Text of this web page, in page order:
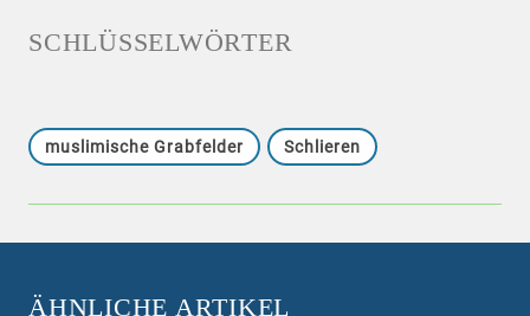
SCHLÜSSELWÖRTER
muslimische Grabfelder Schlieren
ÄHNLICHE ARTIKEL